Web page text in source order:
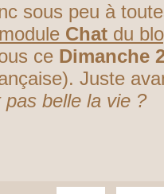
sous peu à
Chat du
ce Dimanche
Juste
pas belle la vie ?